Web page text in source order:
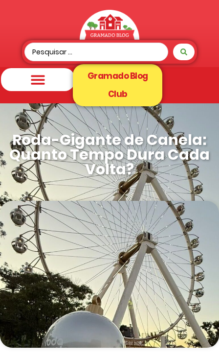
Gramado Blog
Club
Roda-Gigante de Canela:
Quanto Tempo Dura Cada
Volta?